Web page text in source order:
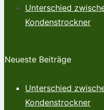
Unterschied
Kondenstrockner
Neueste Beiträge
Unterschied
Kondenstrockner